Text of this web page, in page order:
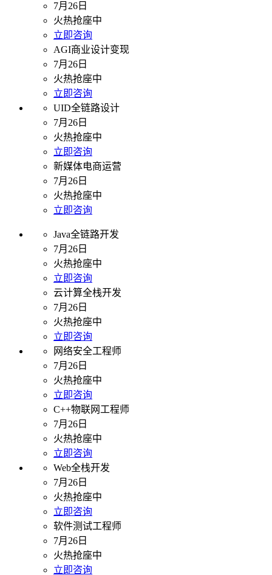
7月26日
火热抢座中
立即咨询
AGI商业设计变现
7月26日
火热抢座中
立即咨询
UID全链路设计
7月26日
火热抢座中
立即咨询
新媒体电商运营
7月26日
火热抢座中
立即咨询
Java全链路开发
7月26日
火热抢座中
立即咨询
云计算全栈开发
7月26日
火热抢座中
立即咨询
网络安全工程师
7月26日
火热抢座中
立即咨询
C++物联网工程师
7月26日
火热抢座中
立即咨询
Web全栈开发
7月26日
火热抢座中
立即咨询
软件测试工程师
7月26日
火热抢座中
立即咨询